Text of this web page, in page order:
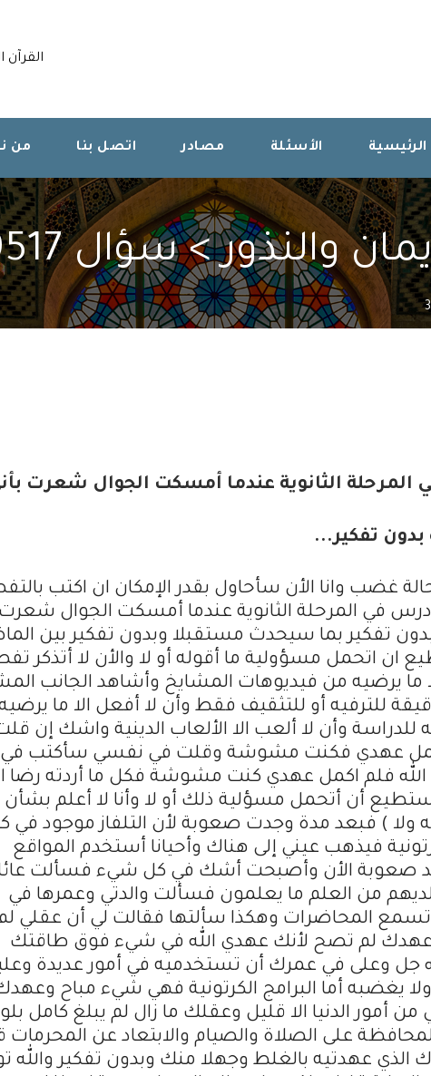
القرآن
الرئيسية الأسئلة مصادر اتصل بنا من
والنذور > سؤال 359517
وادرس في المرحلة الثانوية عندما أمسكت الجوال شعرت
تفكير...
غضب وانا الأن سأحاول بقدر الإمكان ان اكتب
فتاة عمري ١٦ وعازبة وادرس في المرحلة الثانوية عندما أمسكت الجوال
تفكير بما سيحدث مستقبلا وبدون تفكير بين
ان اتحمل مسؤولية ما أقوله أو لا والأن لا أتذكر
ما يرضيه من فيديوهات المشايخ وأشاهد الجانب
قناة في اليوتيوب-بالكثير 30 دقيقة للترفيه أو للتثقيف فقط وأن لا أفعل الا ما
للدراسة وأن لا ألعب الا الألعاب الدينية واشك إن
اكمل عهدي فكنت مشوشة وقلت في نفسي سأكتب في
الله فلم اكمل عهدي كنت مشوشة فكل ما أردته رضا
أن أتحمل مسؤلية ذلك أو لا وأنا لا أعلم بشأن
ولا ) فبعد مدة وجدت صعوبة لأن التلفاز موجود في
فيذهب عيني إلى هناك وأحيانا أستخدم المواقع
صعوبة الأن وأصبحت أشك في كل شيء فسألت
ولديهم من العلم ما يعلمون فسألت والدتي وعمرها في
تسمع المحاضرات وهكذا سألتها فقالت لي أن عقلي
عهدك لم تصح لأنك عهدي الله في شيء فوق طاقتك
جل وعلى في عمرك أن تستخدميه في أمور عديدة
يغضبه أما البرامج الكرتونية فهي شيء مباح
أمور الدنيا الا قليل وعقلك ما زال لم يبلغ كامل
على الصلاة والصيام والابتعاد عن المحرمات
الذي عهدتيه بالغلط وجهلا منك وبدون تفكير والله